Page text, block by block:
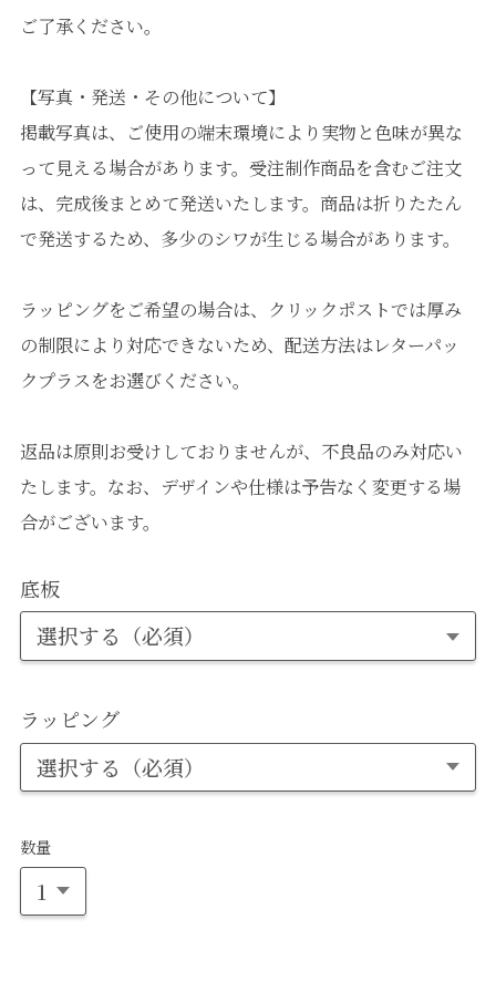
ご了承ください。
【写真・発送・その他について】
掲載写真は、ご使用の端末環境により実物と色味が異な
って見える場合があります。受注制作商品を含むご注文
は、完成後まとめて発送いたします。商品は折りたたん
で発送するため、多少のシワが生じる場合があります。
ラッピングをご希望の場合は、クリックポストでは厚み
の制限により対応できないため、配送方法はレターパッ
クプラスをお選びください。
返品は原則お受けしておりませんが、不良品のみ対応い
たします。なお、デザインや仕様は予告なく変更する場
合がございます。
底板
ラッピング
数量